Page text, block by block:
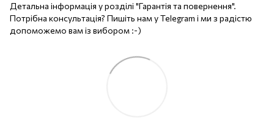
Детальна інформація у розділі "Гарантія та повернення".
Потрібна консультація? Пишіть нам у Telegram і ми з радістю
допоможемо вам із вибором :-)